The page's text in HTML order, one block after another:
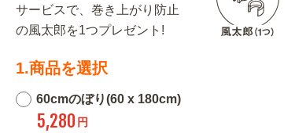
サービスで、巻き上がり防止
の風太郎を1つプレゼント!
1.商品を選択
60cmのぼり(60 x 180cm)
5,280 円